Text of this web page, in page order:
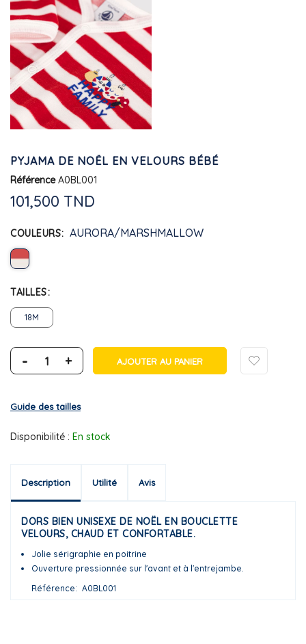
PYJAMA DE NOËL EN VELOURS BÉBÉ
Référence A0BL001
101,500 TND
COULEURS AURORA/MARSHMALLOW
TAILLES
18M
- + AJOUTER AU PANIER
Guide des tailles
Disponibilité : En stock
Description Utilité Avis
DORS BIEN UNISEXE DE NOËL EN BOUCLETTE
VELOURS, CHAUD ET CONFORTABLE.
Jolie sérigraphie en poitrine
Ouverture pressionnée sur l'avant et à l'entrejambe.
Référence
A0BL001